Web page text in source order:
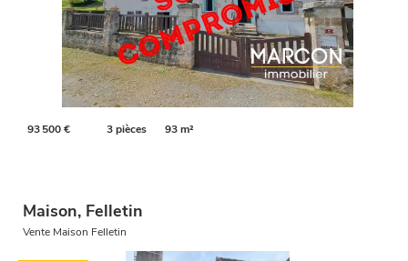
93 500 € 3 pièces 93 m²
Maison, Felletin
Vente Maison Felletin